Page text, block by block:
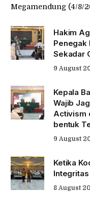
Megamendung (4/8/
Hakim
Penegak
Sekadar
9 August
Kepala
Wajib
Activism
bentuk
9 August
Ketika
8 August